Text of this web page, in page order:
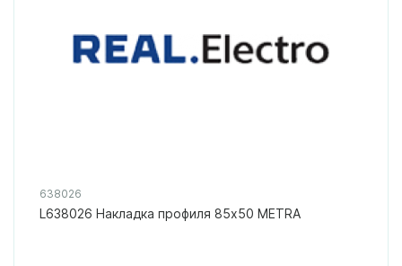
638026
L638026 Накладка профиля 85х50 METRA